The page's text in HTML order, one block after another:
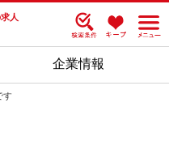
人
企業情報
す